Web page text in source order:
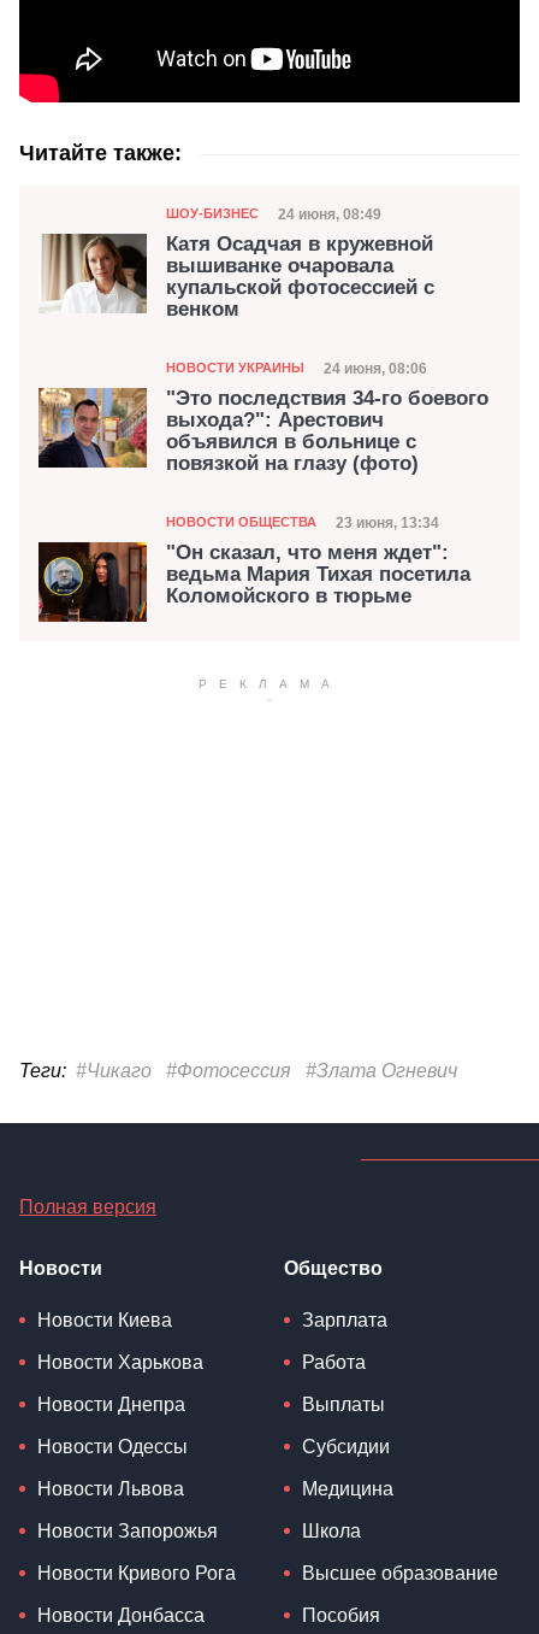
Читайте также:
Категория
ШОУ-БИЗНЕС Дата публикации
24 июня, 08:49
Катя Осадчая в кружевной
вышиванке очаровала
купальской фотосессией с
венком
Категория
НОВОСТИ УКРАИНЫ Дата публикации
24 июня, 08:06
"Это последствия 34-го боевого
выхода?": Арестович
объявился в больнице с
повязкой на глазу (фото)
Категория
НОВОСТИ ОБЩЕСТВА Дата публикации
23 июня, 13:34
"Он сказал, что меня ждет":
ведьма Мария Тихая посетила
Коломойского в тюрьме
Теги: #Чикаго #Фотосессия #Злата Огневич
Полная версия
Новости
Новости Киева
Новости Харькова
Новости Днепра
Новости Одессы
Новости Львова
Новости Запорожья
Новости Кривого Рога
Новости Донбасса
Общество
Зарплата
Работа
Выплаты
Субсидии
Медицина
Школа
Высшее образование
Пособия